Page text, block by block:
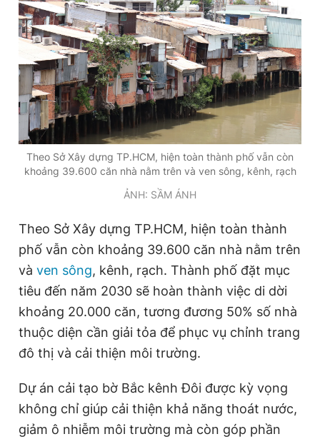
Theo Sở Xây dựng TP.HCM, hiện toàn thành phố vẫn còn
khoảng 39.600 căn nhà nằm trên và ven sông, kênh, rạch
ẢNH: SẦM ÁNH
Theo Sở Xây dựng TP.HCM, hiện toàn thành
phố vẫn còn khoảng 39.600 căn nhà nằm trên
và ven sông, kênh, rạch. Thành phố đặt mục
tiêu đến năm 2030 sẽ hoàn thành việc di dời
khoảng 20.000 căn, tương đương 50% số nhà
thuộc diện cần giải tỏa để phục vụ chỉnh trang
đô thị và cải thiện môi trường.
Dự án cải tạo bờ Bắc kênh Đôi được kỳ vọng
không chỉ giúp cải thiện khả năng thoát nước,
giảm ô nhiễm môi trường mà còn góp phần